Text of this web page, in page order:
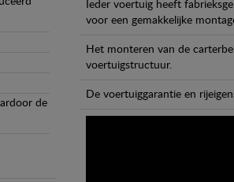
de
Ieder voertuig heeft
voor een gemakkelijke
Het monteren van de
voertuigstructuur.
De voertuiggarantie en